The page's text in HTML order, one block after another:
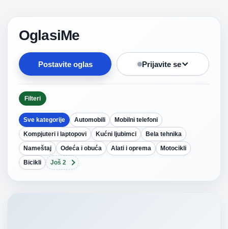
OglasiMe
Postavite oglas Prijavite se
Filteri
Sve kategorije Automobili
Mobilni telefoni
Kompjuteri i laptopovi
Kućni ljubimci
Bela tehnika
Nameštaj
Odeća i obuća Alati i oprema
Motocikli
Bicikli
Još 2